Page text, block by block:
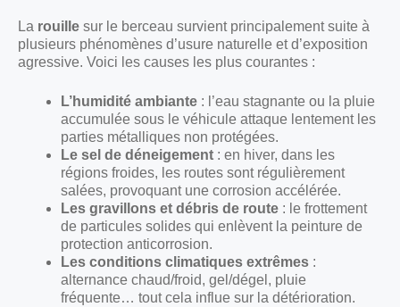
La rouille sur le berceau survient principalement suite à
plusieurs phénomènes d’usure naturelle et d’exposition
agressive. Voici les causes les plus courantes :
L’humidité ambiante : l’eau stagnante ou la pluie
accumulée sous le véhicule attaque lentement les
parties métalliques non protégées.
Le sel de déneigement : en hiver, dans les
régions froides, les routes sont régulièrement
salées, provoquant une corrosion accélérée.
Les gravillons et débris de route : le frottement
de particules solides qui enlèvent la peinture de
protection anticorrosion.
Les conditions climatiques extrêmes :
alternance chaud/froid, gel/dégel, pluie
fréquente… tout cela influe sur la détérioration.